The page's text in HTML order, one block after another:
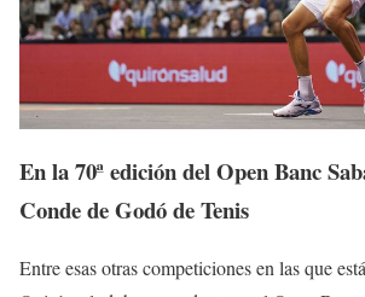
En la 70ªedición del Open Banc
Conde de Godó de Tenis
Entre esas otras competiciones en las que